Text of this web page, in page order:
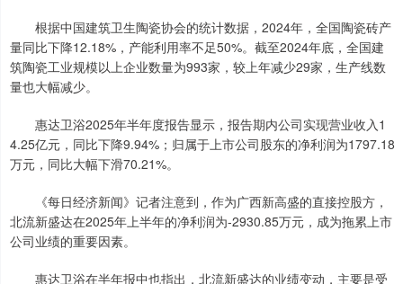
根据中国建筑卫生陶瓷协会的统计数据，2024年，全国陶瓷砖产
量同比下降12.18%，产能利用率不足50%。截至2024年底，全国建
筑陶瓷工业规模以上企业数量为993家，较上年减少29家，生产线数
量也大幅减少。
惠达卫浴2025年半年度报告显示，报告期内公司实现营业收入1
4.25亿元，同比下降9.94%；归属于上市公司股东的净利润为1797.18
万元，同比大幅下滑70.21%。
《每日经济新闻》记者注意到，作为广西新高盛的直接控股方，
北流新盛达在2025年上半年的净利润为-2930.85万元，成为拖累上市
公司业绩的重要因素。
惠达卫浴在半年报中也指出，北流新盛达的业绩变动，主要是受